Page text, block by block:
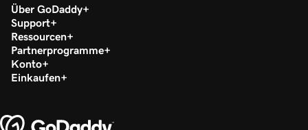
Über GoDaddy
Support
Ressourcen
Partnerprogramme
Konto
Einkaufen